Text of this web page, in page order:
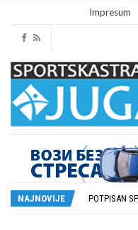
Impresum
NAJNOVIJE